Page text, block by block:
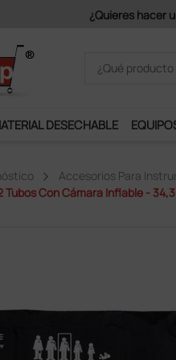
Únete al
DESECHABLE
Accesorios Para
Tubos Con Cámara Inflable -